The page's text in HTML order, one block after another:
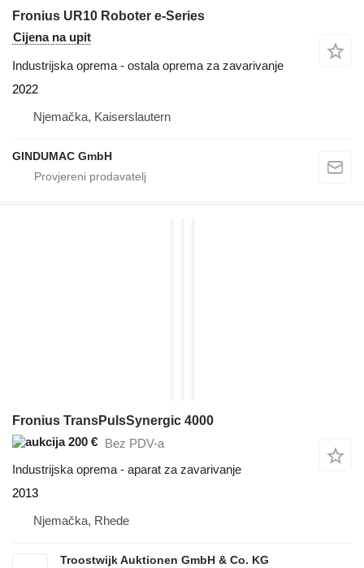
Fronius UR10 Roboter e-Series
Cijena na upit
Industrijska oprema - ostala oprema za zavarivanje
2022
Njemačka, Kaiserslautern
GINDUMAC GmbH
Fronius TransPulsSynergic 4000
200 € Bez PDV-a
Industrijska oprema - aparat za zavarivanje
2013
Njemačka, Rhede
Troostwijk Auktionen GmbH & Co. KG